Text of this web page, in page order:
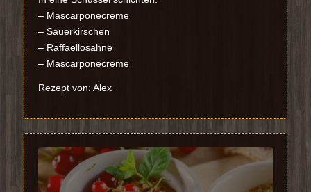
– Mascarponecreme
– Sauerkirschen
– Raffaellosahne
– Mascarponecreme
Rezept von: Alex